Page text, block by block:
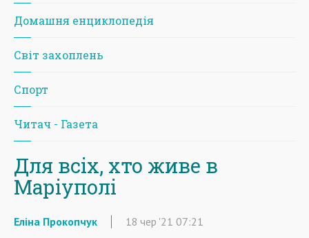
Домашня енциклопедія
Світ захоплень
Спорт
Читач - Газета
Для всіх, хто живе в
Маріуполі
Еліна Прокопчук 18 чер '21 07:21